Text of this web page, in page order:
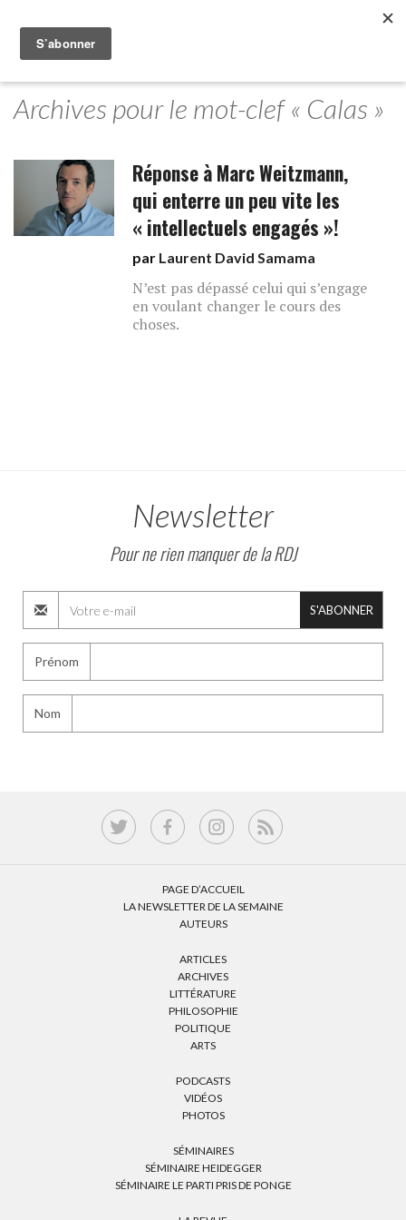
Archives pour le mot-clef « Calas »
Réponse à Marc Weitzmann,
qui enterre un peu vite les
« intellectuels engagés »!
par Laurent David Samama
N’est pas dépassé celui qui s’engage
en voulant changer le cours des
choses.
Newsletter
Pour ne rien manquer de la RDJ
S'ABONNER
Prénom
Nom
PAGE D’ACCUEIL
LA NEWSLETTER DE LA SEMAINE
AUTEURS
ARTICLES
ARCHIVES
LITTÉRATURE
PHILOSOPHIE
POLITIQUE
ARTS
PODCASTS
VIDÉOS
PHOTOS
SÉMINAIRES
SÉMINAIRE HEIDEGGER
SÉMINAIRE LE PARTI PRIS DE PONGE